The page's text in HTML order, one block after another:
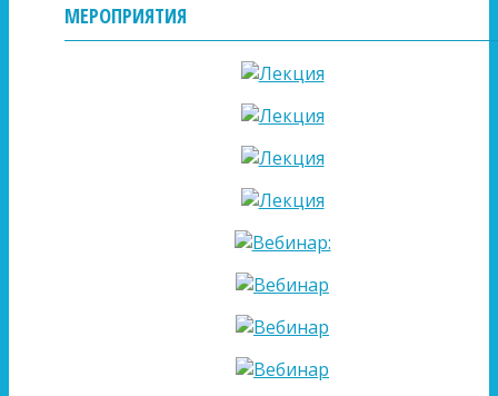
МЕРОПРИЯТИЯ